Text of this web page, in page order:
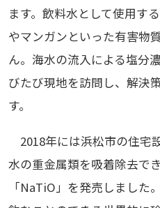
ます。飲料水として使用す
やマンガンといった有害物
ん。海水の流入による塩分
びたび現地を訪問し、解決
す。
2018年には浜松市の住宅
水の重金属類を吸着除去で
「NaTiO」を発売しました